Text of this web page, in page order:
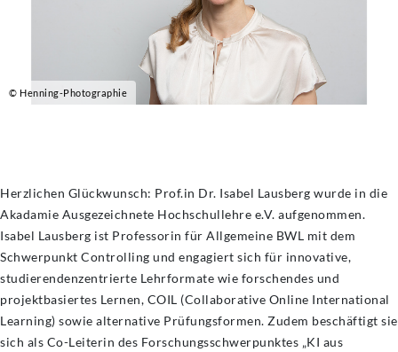
© Henning-Photographie
Herzlichen Glückwunsch: Prof.in Dr. Isabel Lausberg wurde in die
Akadamie Ausgezeichnete Hochschullehre e.V. aufgenommen.
Isabel Lausberg ist Professorin für Allgemeine BWL mit dem
Schwerpunkt Controlling und engagiert sich für innovative,
studierendenzentrierte Lehrformate wie forschendes und
projektbasiertes Lernen, COIL (Collaborative Online International
Learning) sowie alternative Prüfungsformen. Zudem beschäftigt sie
sich als Co-Leiterin des Forschungsschwerpunktes „KI aus